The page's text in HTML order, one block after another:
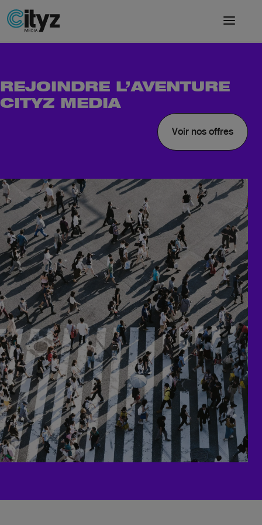
REJOINDRE L’AVENTURE
CITYZ MEDIA
Voir nos offres